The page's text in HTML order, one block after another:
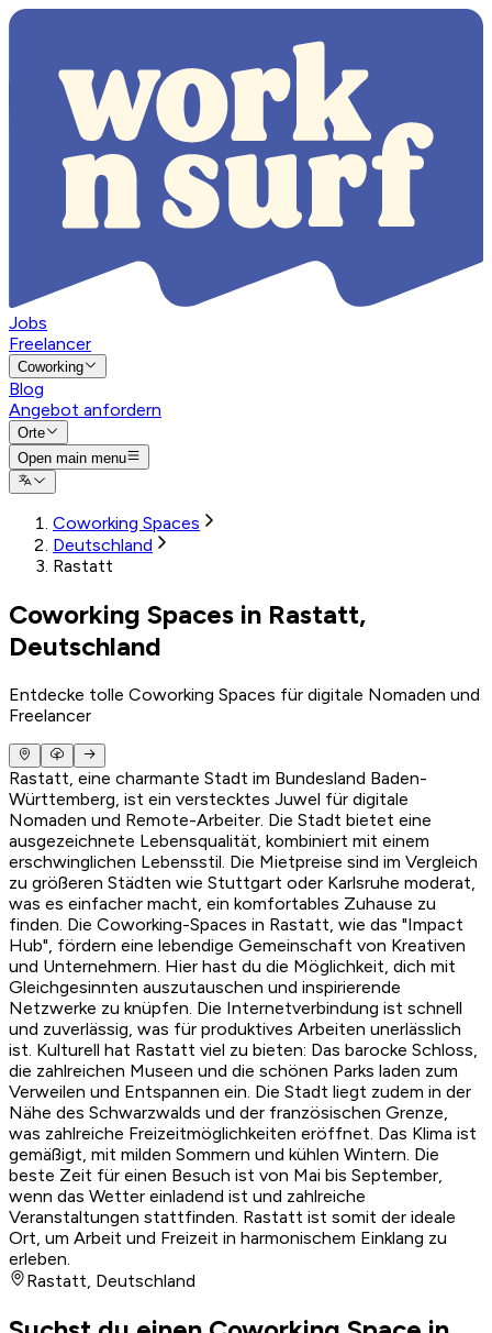
Jobs
Freelancer
Coworking
Blog
Angebot anfordern
Orte
Open main menu
Coworking Spaces
Deutschland
Rastatt
Coworking Spaces in Rastatt,
Deutschland
Entdecke tolle Coworking Spaces für digitale Nomaden und
Freelancer
Rastatt, eine charmante Stadt im Bundesland Baden-
Württemberg, ist ein verstecktes Juwel für digitale
Nomaden und Remote-Arbeiter. Die Stadt bietet eine
ausgezeichnete Lebensqualität, kombiniert mit einem
erschwinglichen Lebensstil. Die Mietpreise sind im Vergleich
zu größeren Städten wie Stuttgart oder Karlsruhe moderat,
was es einfacher macht, ein komfortables Zuhause zu
finden. Die Coworking-Spaces in Rastatt, wie das "Impact
Hub", fördern eine lebendige Gemeinschaft von Kreativen
und Unternehmern. Hier hast du die Möglichkeit, dich mit
Gleichgesinnten auszutauschen und inspirierende
Netzwerke zu knüpfen. Die Internetverbindung ist schnell
und zuverlässig, was für produktives Arbeiten unerlässlich
ist. Kulturell hat Rastatt viel zu bieten: Das barocke Schloss,
die zahlreichen Museen und die schönen Parks laden zum
Verweilen und Entspannen ein. Die Stadt liegt zudem in der
Nähe des Schwarzwalds und der französischen Grenze,
was zahlreiche Freizeitmöglichkeiten eröffnet. Das Klima ist
gemäßigt, mit milden Sommern und kühlen Wintern. Die
beste Zeit für einen Besuch ist von Mai bis September,
wenn das Wetter einladend ist und zahlreiche
Veranstaltungen stattfinden. Rastatt ist somit der ideale
Ort, um Arbeit und Freizeit in harmonischem Einklang zu
erleben.
Rastatt, Deutschland